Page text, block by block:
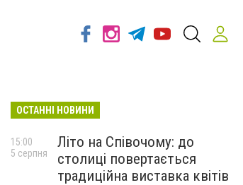
ОСТАННІ НОВИНИ
Літо на Співочому: до
столиці повертається
традиційна виставка квітів
15:00
5 серпня